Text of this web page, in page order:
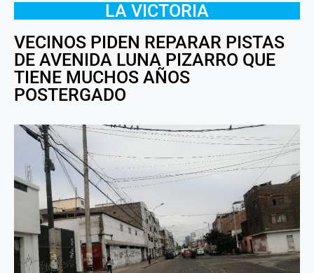
LA VICTORIA
VECINOS PIDEN REPARAR PISTAS
DE AVENIDA LUNA PIZARRO QUE
TIENE MUCHOS AÑOS
POSTERGADO